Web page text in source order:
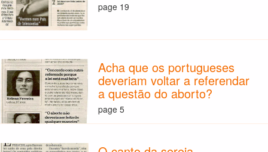
page 19
Acha que os portugueses
deveriam voltar a referendar
a questão do aborto?
page 5